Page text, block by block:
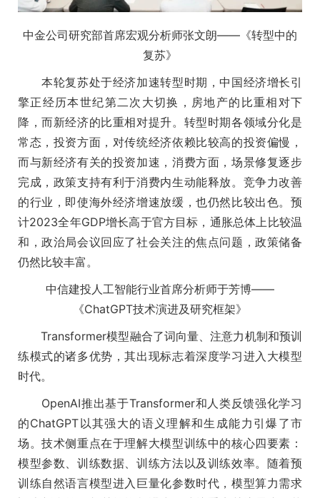
中金公司研究部首席宏观分析师张文朗——《转型中的
复苏》
本轮复苏处于经济加速转型时期，中国经济增长引
擎正经历本世纪第二次大切换，房地产的比重相对下
降，而新经济的比重相对提升。转型时期各领域分化是
常态，投资方面，对传统经济依赖比较高的投资偏慢，
而与新经济有关的投资加速，消费方面，场景修复逐步
完成，政策支持有利于消费内生动能释放。竞争力改善
的行业，即使海外经济增速放缓，也仍然比较出色。预
计2023全年GDP增长高于官方目标，通胀总体上比较温
和，政治局会议回应了社会关注的焦点问题，政策储备
仍然比较丰富。
中信建投人工智能行业首席分析师于芳博——
《ChatGPT技术演进及研究框架》
Transformer模型融合了词向量、注意力机制和预训
练模式的诸多优势，其出现标志着深度学习进入大模型
时代。
OpenAI推出基于Transformer和人类反馈强化学习
的ChatGPT以其强大的语义理解和生成能力引爆了市
场。技术侧重点在于理解大模型训练中的核心四要素：
模型参数、训练数据、训练方法以及训练效率。随着预
训练自然语言模型进入巨量化参数时代，模型算力需求